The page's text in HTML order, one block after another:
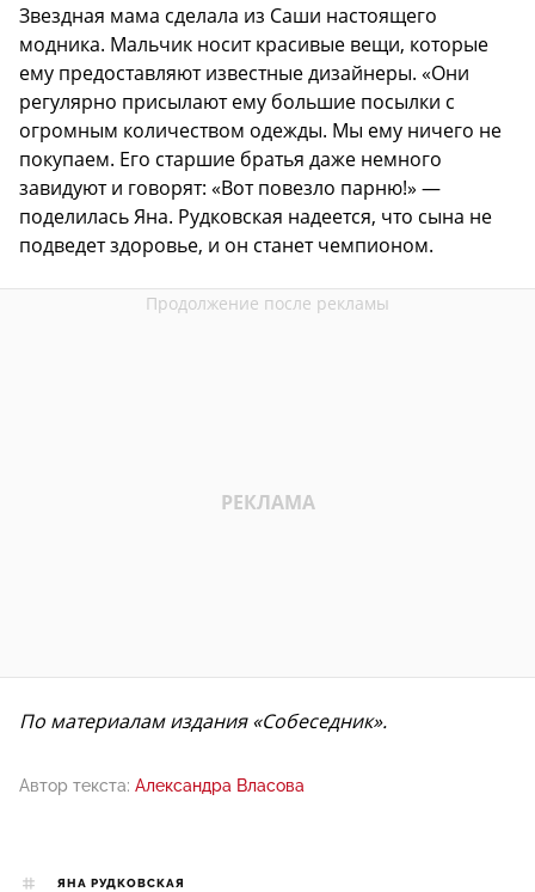
Звездная мама сделала из Саши настоящего
модника. Мальчик носит красивые вещи, которые
ему предоставляют известные дизайнеры. «Они
регулярно присылают ему большие посылки с
огромным количеством одежды. Мы ему ничего не
покупаем. Его старшие братья даже немного
завидуют и говорят: «Вот повезло парню!» —
поделилась Яна. Рудковская надеется, что сына не
подведет здоровье, и он станет чемпионом.
По материалам издания «Собеседник».
Автор текста: Александра Власова
ЯНА РУДКОВСКАЯ